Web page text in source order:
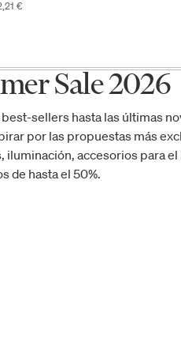
€
Sale 2026
sellers hasta las últimas
por las propuestas más
iluminación, accesorios para el
de hasta el 50%.